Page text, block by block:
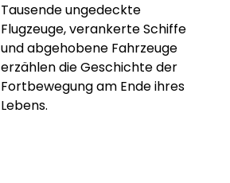
Tausende ungedeckte
Flugzeuge, verankerte Schiffe
und abgehobene Fahrzeuge
erzählen die Geschichte der
Fortbewegung am Ende ihres
Lebens.